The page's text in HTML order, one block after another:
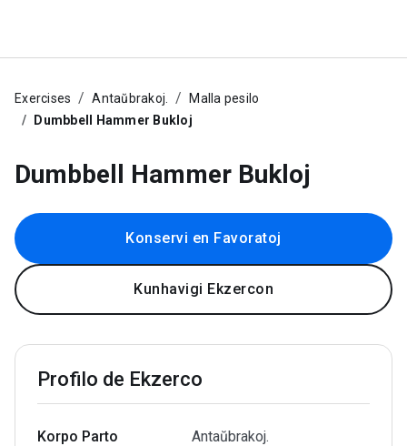
Exercises Antaŭbrakoj.
Malla pesilo
Dumbbell Hammer Bukloj
Dumbbell Hammer Bukloj
Konservi en Favoratoj
Kunhavigi Ekzercon
Profilo de Ekzerco
Korpo Parto Antaŭbrakoj.